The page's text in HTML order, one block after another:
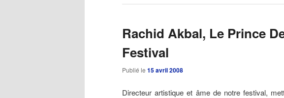
Rachid Akbal, Le Prince
Festival
Publié le 15 avril 2008
Directeur artistique et âme de notre festival,